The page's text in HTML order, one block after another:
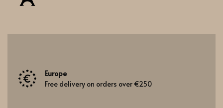
Europe
Free delivery on orders over €250